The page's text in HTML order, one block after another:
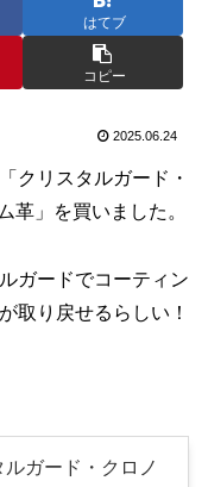
はてブ
コピー
2025.06.24
クリスタルガード・
革」を買いました。
ガードでコーティン
取り戻せるらしい！
ルガード・クロノ